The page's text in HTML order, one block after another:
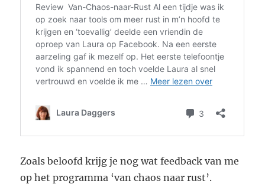
Zoals beloofd krijg je nog wat feedback van me
op het programma ‘van chaos naar rust’.